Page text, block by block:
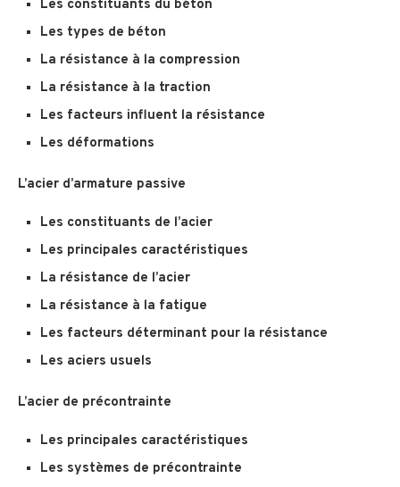
Les constituants du béton
Les types de béton
La résistance à la compression
La résistance à la traction
Les facteurs influent la résistance
Les déformations
L’acier d’armature passive
Les constituants de l’acier
Les principales caractéristiques
La résistance de l’acier
La résistance à la fatigue
Les facteurs déterminant pour la résistance
Les aciers usuels
L’acier de précontrainte
Les principales caractéristiques
Les systèmes de précontrainte